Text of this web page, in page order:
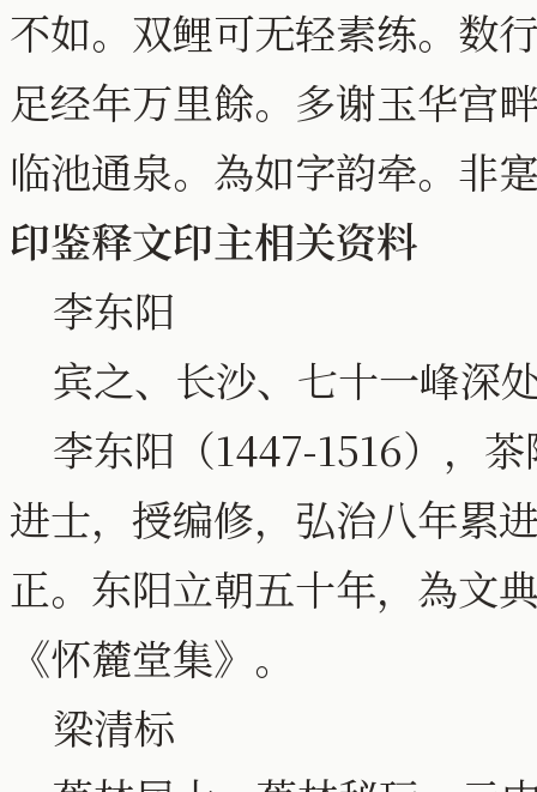
不如。双鲤可无轻素练。数
足经年万里餘。多谢玉华宫
临池通泉。為如字韵牵。非
印鉴释文印主相关资料
李东阳
宾之、长沙、七十一峰深
李东阳（1447-1516），
进士，授编修，弘治八年累
正。东阳立朝五十年，為文
《怀麓堂集》。
梁清标